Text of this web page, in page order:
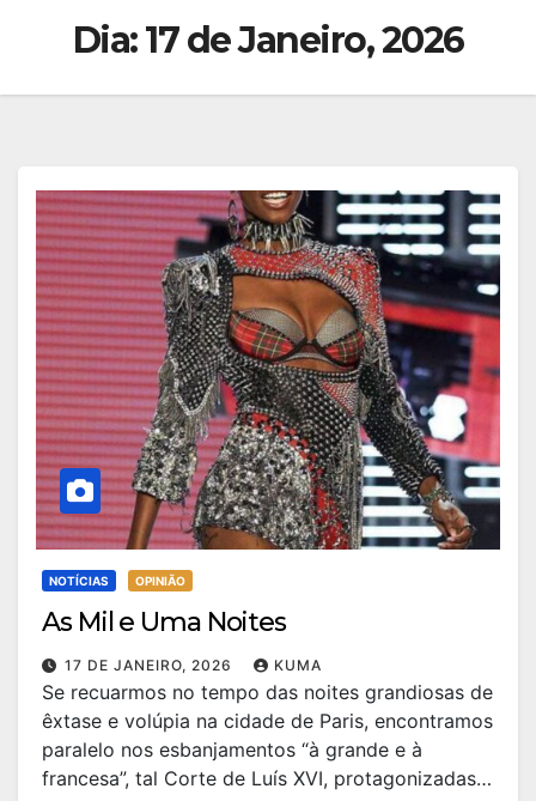
Dia:17 de Janeiro, 2026
NOTÍCIAS OPINIÃO
As Mil e Uma Noites
17 DE JANEIRO, 2026 KUMA
Se recuarmos no tempo das noites grandiosas de
êxtase e volúpia na cidade de Paris, encontramos
paralelo nos esbanjamentos “à grande e à
francesa”, tal Corte de Luís XVI, protagonizadas…